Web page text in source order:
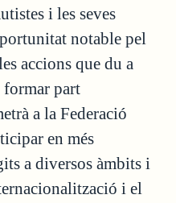
i les seves
notable pel
accions que du a
formar part
a la Federació
en més
a diversos àmbits i
i el